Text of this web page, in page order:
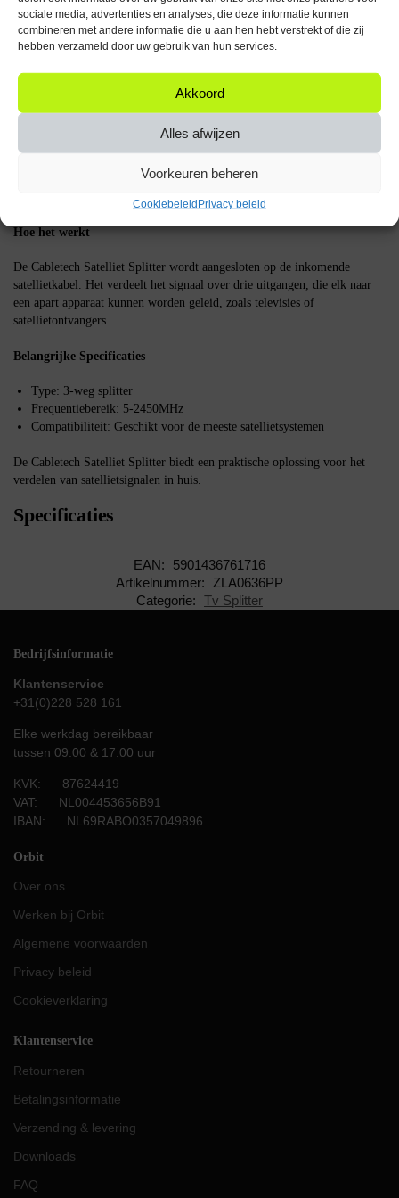
sociale media, advertenties en analyses, die deze informatie kunnen
combineren met andere informatie die u aan hen hebt verstrekt of die zij
hebben verzameld door uw gebruik van hun services.
Akkoord
Alles afwijzen
Voorkeuren beheren
Cookiebeleid Privacy beleid
Breed Frequentiebereik
Met een frequentiebereik van 5-2450MHz is deze splitter geschikt voor
een breed scala aan toepassingen, van standaard televisie tot satellietradio,
waardoor hij veelzijdig inzetbaar is.
eenvoudig worden geïntegreerd in bestaande opstellingen, waardoor hij
een praktische keuze is voor zowel nieuwe als bestaande installaties.
Hoe het werkt
De Cabletech Satelliet Splitter wordt aangesloten op de inkomende
satellietkabel. Het verdeelt het signaal over drie uitgangen, die elk naar
een apart apparaat kunnen worden geleid, zoals televisies of
satellietontvangers.
Belangrijke Specificaties
Type: 3-weg splitter
Frequentiebereik: 5-2450MHz
Compatibiliteit: Geschikt voor de meeste satellietsystemen
De Cabletech Satelliet Splitter biedt een praktische oplossing voor het
verdelen van satellietsignalen in huis.
Specificaties
EAN:
5901436761716
Artikelnummer: ZLA0636PP
Categorie: Tv Splitter
Bedrijfsinformatie
Klantenservice
+31(0)228 528 161
Elke werkdag bereikbaar
tussen 09:00 & 17:00 uur
KVK: 87624419
VAT: NL004453656B91
IBAN: NL69RABO0357049896
Orbit
Over ons
Werken bij Orbit
Algemene voorwaarden
Privacy beleid
Cookieverklaring
Klantenservice
Retourneren
Betalingsinformatie
Verzending & levering
Downloads
FAQ